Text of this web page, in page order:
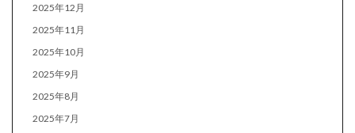
2025年12月
2025年11月
2025年10月
2025年9月
2025年8月
2025年7月